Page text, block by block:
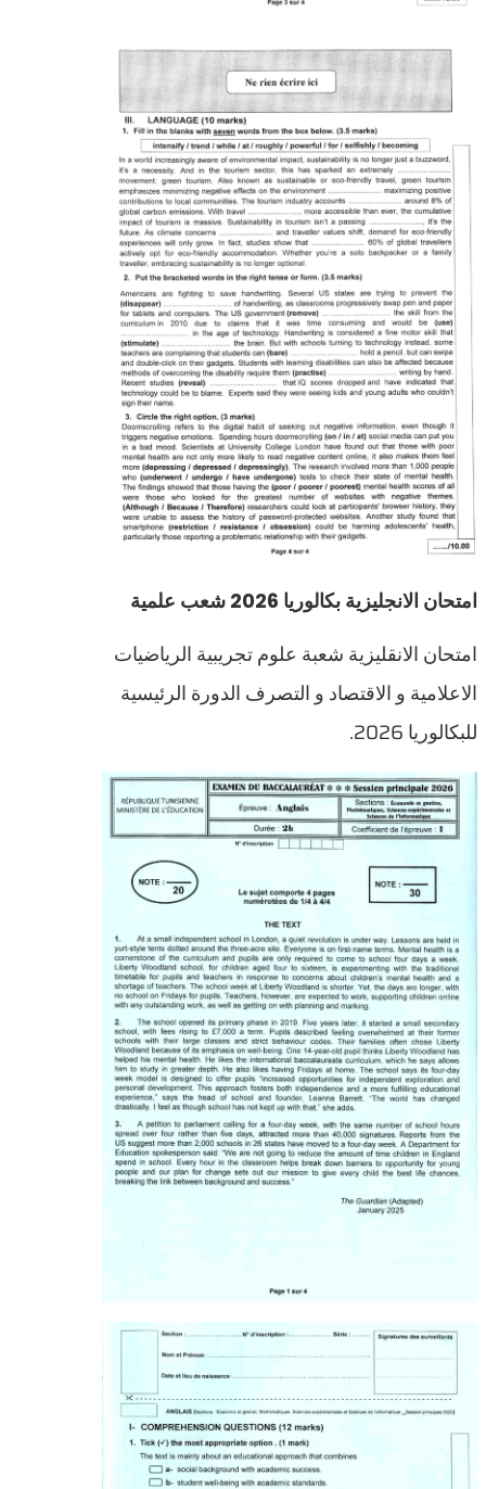
امتحان الانجليزية بكالوريا 2026 شعب علمية
امتحان الانقليزية شعبة علوم تجريبية الرياضيات
الاعلامية و الاقتصاد و التصرف الدورة الرئيسية
للبكالوريا 2026.